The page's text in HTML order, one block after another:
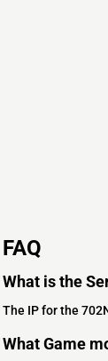
FAQ
What is the
The IP for the
What Game